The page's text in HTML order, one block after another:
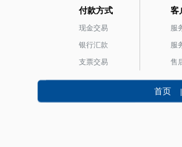
付款方式
现金交易
银行汇款
支票交易
客
服
服
售
首页 |